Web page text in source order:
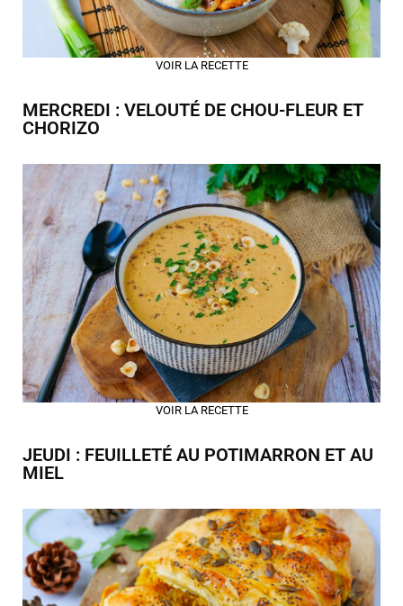
VOIR LA RECETTE
MERCREDI : VELOUTÉ DE CHOU-FLEUR ET
CHORIZO
VOIR LA RECETTE
JEUDI : FEUILLETÉ AU POTIMARRON ET AU
MIEL